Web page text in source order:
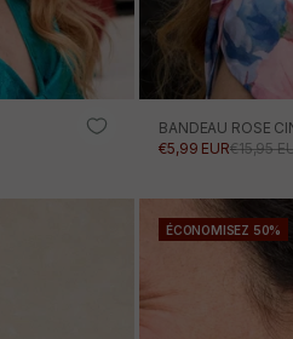
BANDEAU ROSE
PRIX
€5,99 EURPRIX
€15,95
ÉCONOMISEZ 50%